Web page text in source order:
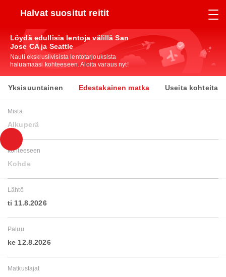
Halvat suositut reitit
Löydä edullisia lentoja välillä San
Jose CA ja Seattle
Nauti eksklusiivisista lentotarjouksista
haluamaasi kohteeseen. Aloita varaus nyt!
Yksisuuntainen Edestakainen matka Useita kohteita
Mistä
Alkuperä
kohteeseen
Kohde
Lähtö
ti 11.8.2026
Paluu
ke 12.8.2026
Matkustajat